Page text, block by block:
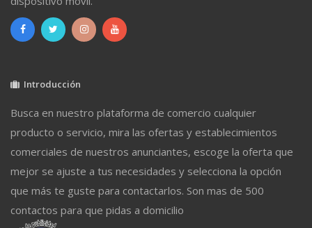
Introducción
Busca en nuestro plataforma de comercio cualquier
producto o servicio, mira las ofertas y establecimientos
comerciales de nuestros anunciantes, escoge la oferta que
mejor se ajuste a tus necesidades y selecciona la opción
que más te guste para contactarlos. Son mas de 500
contactos para que pidas a domicilio